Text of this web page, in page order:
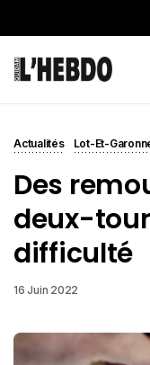
Actualités Lot-Et-
Des
deux-
difficulté
16 Juin 2022